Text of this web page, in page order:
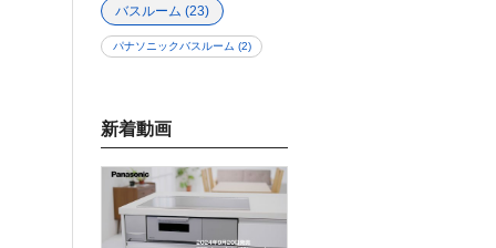
バスルーム (23)
パナソニックバスルーム (2)
新着動画